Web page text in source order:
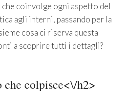
coinvolge ogni aspetto del
agli interni, passando per la
cosa ci riserva questa
a scoprire tutti i dettagli?
che colpisce<\/h2>